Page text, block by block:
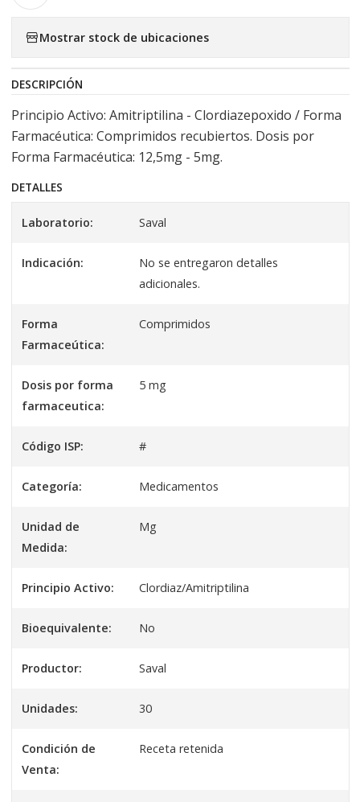
Mostrar stock de ubicaciones
DESCRIPCIÓN
Principio Activo: Amitriptilina - Clordiazepoxido / Forma
Farmacéutica: Comprimidos recubiertos. Dosis por
Forma Farmacéutica: 12,5mg - 5mg.
DETALLES
Laboratorio: Saval
Indicación:
No se entregaron detalles
adicionales.
Forma
Farmaceútica:
Comprimidos
Dosis por forma
farmaceutica:
5 mg
Código ISP: #
Categoría: Medicamentos
Unidad de
Medida:
Mg
Principio Activo: Clordiaz/Amitriptilina
Bioequivalente: No
Productor: Saval
Unidades: 30
Condición de
Venta:
Receta retenida